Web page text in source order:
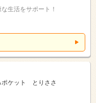
生活をサポート！
ケット とりささ